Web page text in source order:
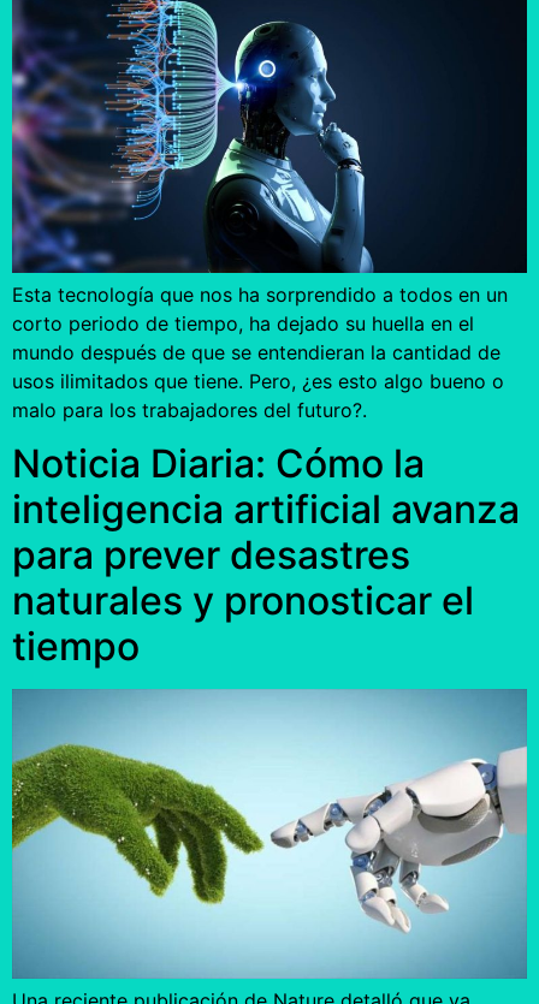
Esta tecnología que nos ha sorprendido a todos en un
corto periodo de tiempo, ha dejado su huella en el
mundo después de que se entendieran la cantidad de
usos ilimitados que tiene. Pero, ¿es esto algo bueno o
malo para los trabajadores del futuro?.
Noticia Diaria: Cómo la
inteligencia artificial avanza
para prever desastres
naturales y pronosticar el
tiempo